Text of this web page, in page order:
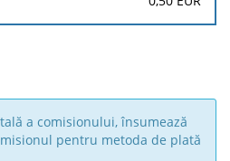
a comisionului, însumează
pentru metoda de plată